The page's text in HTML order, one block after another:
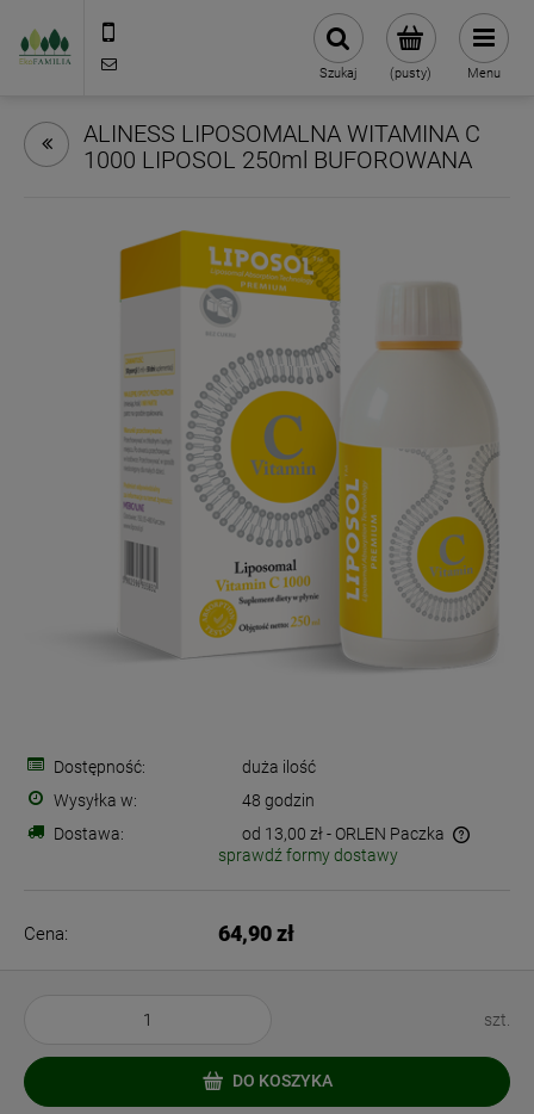
(pusty)
Szukaj Menu
ALINESS LIPOSOMALNA WITAMINA C
1000 LIPOSOL 250ml BUFOROWANA
Dostępność:
duża ilość
Wysyłka w:
48 godzin
Dostawa:
od 13,00 zł- ORLEN Paczka
Cena nie zawiera ewentualnych kosztów płatności
sprawdź formy dostawy
Cena: 64,90 zł
szt.
DO KOSZYKA